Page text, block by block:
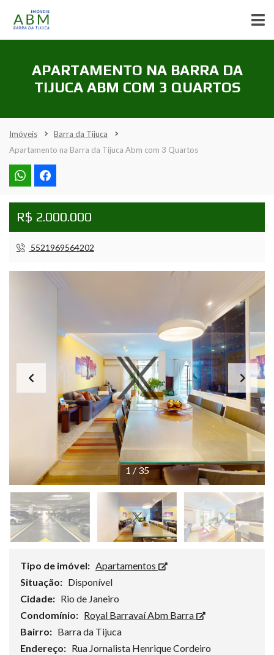
APARTAMENTO NA BARRA DA
TIJUCA ABM COM 3 QUARTOS
Imóveis
Barra da Tijuca
Apartamento na Barra da Tijuca Abm com 3 Quartos
R$ 2.000.000
5521969564202
1 / 35
Tipo de imóvel: Apartamentos
Situação: Disponível
Cidade: Rio de Janeiro
Condomínio: Royal Barravaí Abm Barra
Bairro: Barra da Tijuca
Endereço: Rua Jornalista Henrique Cordeiro